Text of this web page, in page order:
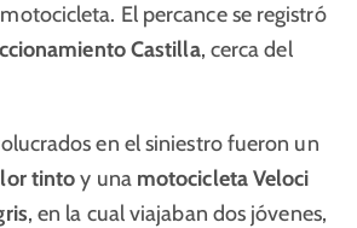
El percance se registró
Castilla, cerca del
en el siniestro fueron un
tintoy una motocicleta Veloci
, en la cual viajaban dos jóvenes,